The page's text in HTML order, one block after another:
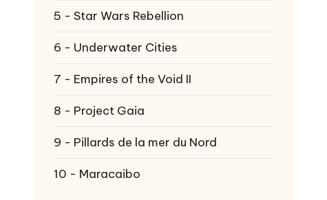
5 - Star Wars Rebellion
6 - Underwater Cities
7 - Empires of the Void II
8 - Project Gaia
9 - Pillards de la mer du Nord
10 - Maracaibo